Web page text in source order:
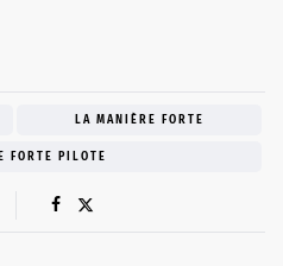
LA MANIÈRE FORTE
FORTE PILOTE